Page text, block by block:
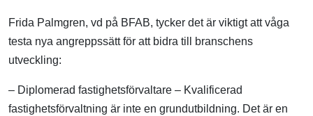
Frida Palmgren, vd på BFAB, tycker det är viktigt att våga
testa nya angreppssätt för att bidra till branschens
utveckling:
– Diplomerad fastighetsförvaltare – Kvalificerad
fastighetsförvaltning är inte en grundutbildning. Det är en